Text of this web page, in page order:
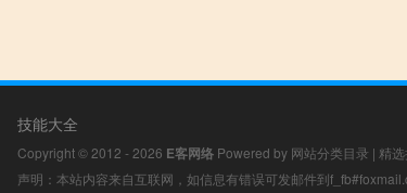
技能大全
Copyright © 2012 - 2026 E客网络 Powered by 网站分类目录 | 精
声明：本站内容来自互联网，如信息有错误可发邮件到